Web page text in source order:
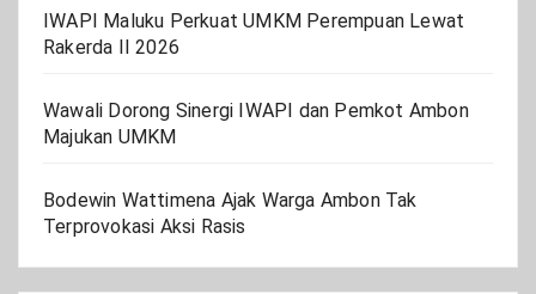
IWAPI Maluku Perkuat UMKM Perempuan Lewat
Rakerda II 2026
Wawali Dorong Sinergi IWAPI dan Pemkot Ambon
Majukan UMKM
Bodewin Wattimena Ajak Warga Ambon Tak
Terprovokasi Aksi Rasis